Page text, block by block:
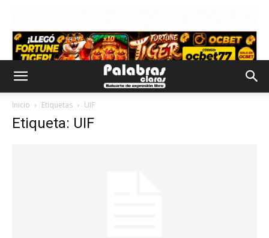
Inicio Etiquetas UIF
Etiqueta: UIF